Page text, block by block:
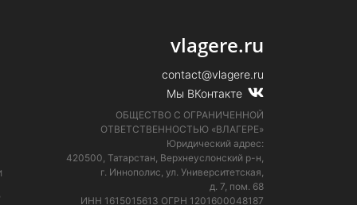
vlagere.ru
contact@vlagere.ru
Мы ВКонтакте
ОБЩЕСТВО С ОГРАНИЧЕННОЙ
ОТВЕТСТВЕННОСТЬЮ «ВЛАГЕРЕ»
Юридический адрес:
420500, Татарстан, Верхнеуслонский р-н,
г. Иннополис, ул. Университетская,
д. 7, пом. 68
ИНН 1615015613 ОГРН 1201600048187